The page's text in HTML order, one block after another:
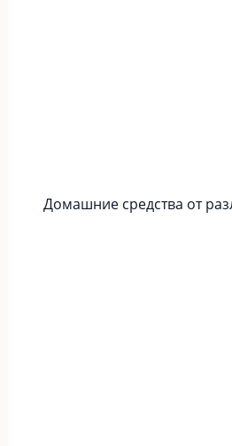
Домашние средства от